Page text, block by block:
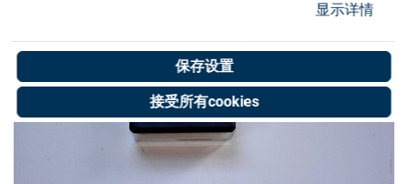
显示详情
保存设置
接受所有cookies